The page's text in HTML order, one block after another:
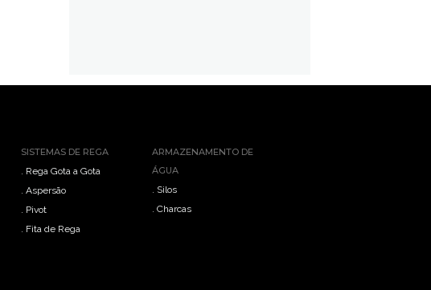
SISTEMAS DE REGA
. Rega Gota a Gota
. Aspersão
. Pivot
. Fita de Rega
ARMAZENAMENTO DE
ÁGUA
. Silos
. Charcas